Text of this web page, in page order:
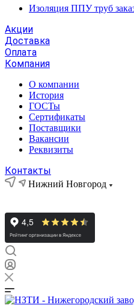
Изоляция ППУ труб
Акции
Доставка
Оплата
Компания
О компании
История
ГОСТы
Сертификаты
Поставщики
Вакансии
Реквизиты
Контакты
Нижний Новгород